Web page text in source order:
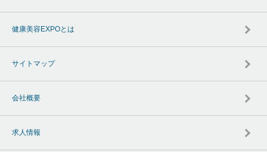
健康美容EXPOとは
サイトマップ
会社概要
求人情報